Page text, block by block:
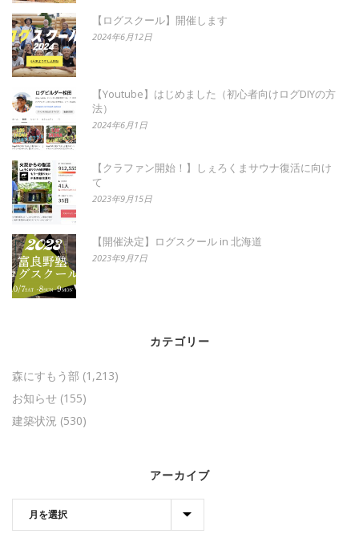
【ログスクール】開催します
2024年6月12日
【Youtube】はじめました（初心者向けログDIYの方
法）
2024年6月1日
【クラファン開始！】しぇろくまサウナ復活に向け
て
2023年9月15日
【開催決定】ログスクール in 北海道
2023年9月7日
カテゴリー
森にすもう部 (1,213)
お知らせ (155)
建築状況 (530)
アーカイブ